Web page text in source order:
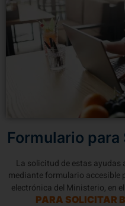
Formulario para
La solicitud de estas ayudas
mediante formulario accesible
electrónica del Ministerio, en
PARA SOLICITAR